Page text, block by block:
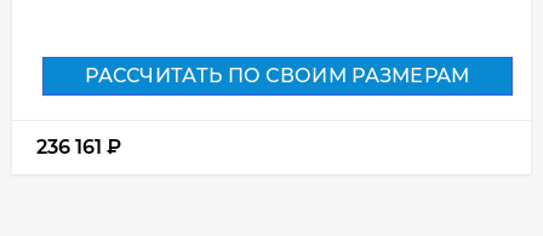
РАССЧИТАТЬ ПО СВОИМ РАЗМЕРАМ
236 161 ₽